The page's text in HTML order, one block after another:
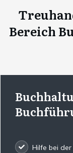
Bereich
Hilfe bei